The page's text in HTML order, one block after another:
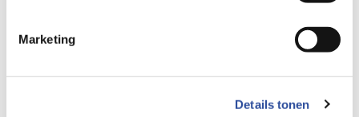
Marketing
Details tonen
⁠Verantwoorde zorg, ⁠ook online.